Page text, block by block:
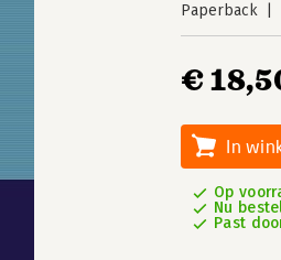
Paperback
€
In
Op
Nu
Past